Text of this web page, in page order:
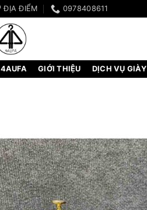
ĐỊA ĐIỂM 0978408611
4AUFA GIỚI THIỆU DỊCH VỤ GIÀY